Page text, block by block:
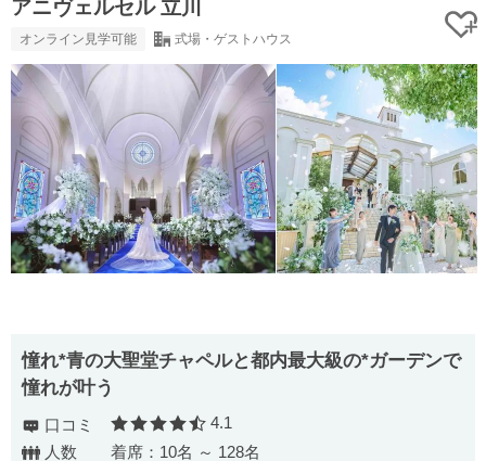
アニヴェルセル 立川
オンライン見学可能 式場・ゲストハウス
憧れ*青の大聖堂チャペルと都内最大級の*ガーデンで
憧れが叶う
口コミ 口コミ評価
4.1
人数
着席：10名 ～ 128名